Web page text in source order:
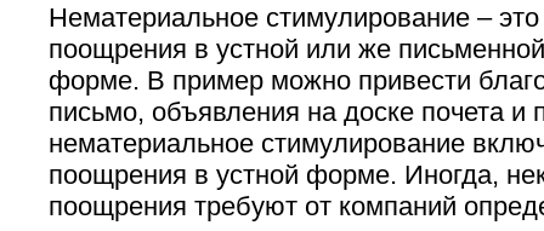
Нематериальное стимулирование –
поощрения в устной или же
форме. В пример можно привести
письмо, объявления на доске почета и
нематериальное стимулирование
поощрения в устной форме. Иногда,
поощрения требуют от компаний